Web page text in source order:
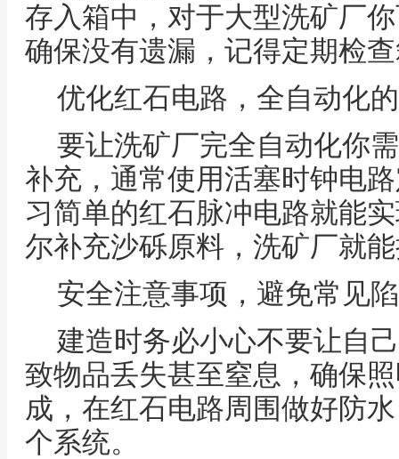
存入箱中，对于大型洗矿厂
确保没有遗漏，记得定期检
优化红石电路，全自动化
要让洗矿厂完全自动化你
补充，通常使用活塞时钟电
习简单的红石脉冲电路就能
尔补充沙砾原料，洗矿厂就
安全注意事项，避免常见
建造时务必小心不要让自
致物品丢失甚至窒息，确保
成，在红石电路周围做好防
个系统。